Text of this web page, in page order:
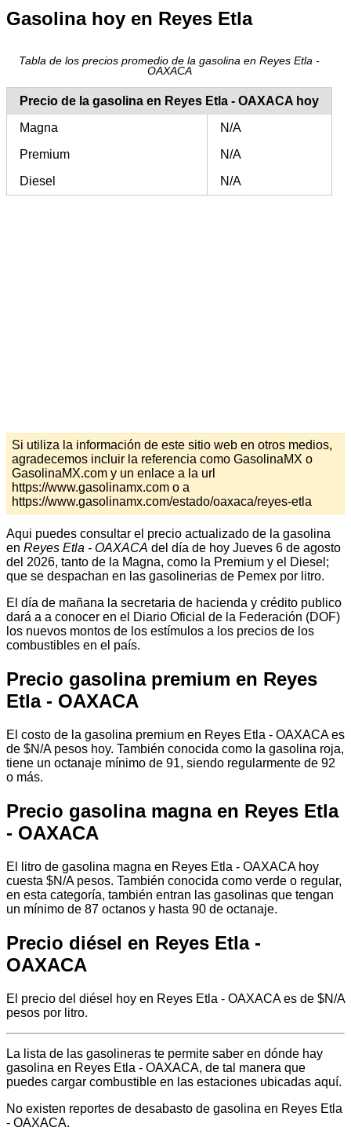
Gasolina hoy en Reyes Etla
Tabla de los precios promedio de la gasolina en Reyes Etla -
OAXACA
Precio de la gasolina en Reyes Etla - OAXACA hoy
Magna
N/A
Premium
N/A
Diesel
N/A
Si utiliza la información de este sitio web en otros medios,
agradecemos incluir la referencia como GasolinaMX o
GasolinaMX.com y un enlace a la url
https://www.gasolinamx.com o a
https://www.gasolinamx.com/estado/oaxaca/reyes-etla
Aqui puedes consultar el precio actualizado de la gasolina
en Reyes Etla - OAXACA del día de hoy Jueves 6 de agosto
del 2026, tanto de la Magna, como la Premium y el Diesel;
que se despachan en las gasolinerias de Pemex por litro.
El día de mañana la secretaria de hacienda y crédito publico
dará a a conocer en el Diario Oficial de la Federación (DOF)
los nuevos montos de los estímulos a los precios de los
combustibles en el país.
Precio gasolina premium en Reyes
Etla - OAXACA
El costo de la gasolina premium en Reyes Etla - OAXACA es
de $N/A pesos hoy. También conocida como la gasolina roja,
tiene un octanaje mínimo de 91, siendo regularmente de 92
o más.
Precio gasolina magna en Reyes Etla
- OAXACA
El litro de gasolina magna en Reyes Etla - OAXACA hoy
cuesta $N/A pesos. También conocida como verde o regular,
en esta categoría, también entran las gasolinas que tengan
un mínimo de 87 octanos y hasta 90 de octanaje.
Precio diésel en Reyes Etla -
OAXACA
El precio del diésel hoy en Reyes Etla - OAXACA es de $N/A
pesos por litro.
La lista de las gasolineras te permite saber en dónde hay
gasolina en Reyes Etla - OAXACA, de tal manera que
puedes cargar combustible en las estaciones ubicadas aquí.
No existen reportes de desabasto de gasolina en Reyes Etla
- OAXACA.